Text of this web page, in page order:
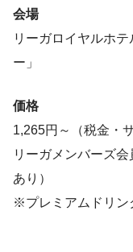
会場
リーガロイヤルホ
ー」
価格
1,265円～（税金・
リーガメンバーズ
あり）
※プレミアムドリン